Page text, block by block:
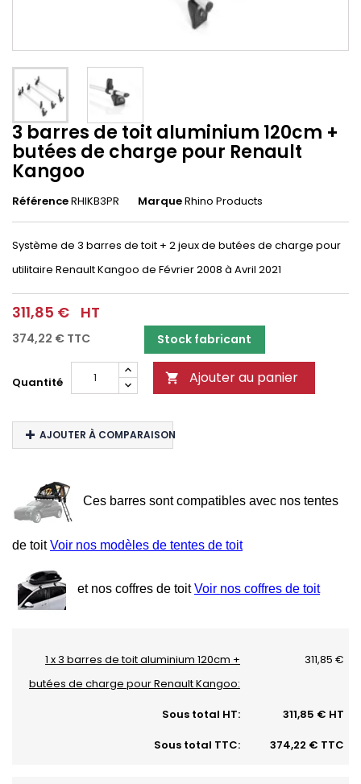
3 barres de toit aluminium 120cm +
butées de charge pour Renault
Kangoo
RéférenceRHIKB3PR MarqueRhino Products
Système de 3 barres de toit + 2 jeux de butées de charge pour
utilitaire Renault Kangoo de Février 2008 à Avril 2021
311,85 € HT
374,22 € TTC Stock fabricant
Quantité  Ajouter au panier
AJOUTER À COMPARAISON
Ces barres sont compatibles avec nos tentes
de toitVoir nos modèles de tentes de toit
et nos coffres de toitVoir nos coffres de toit
1 x 3 barres de toit aluminium 120cm +
butées de charge pour Renault Kangoo:
311,85 €
Sous total HT:
311,85 € HT
Sous total TTC:
374,22 € TTC